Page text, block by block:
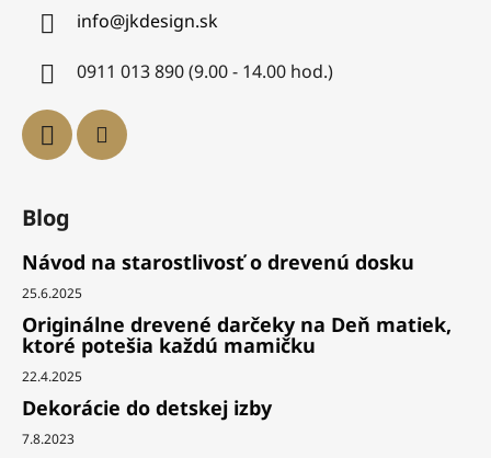
info@jkdesign.sk
0911 013 890 (9.00 - 14.00 hod.)
Blog
Návod na starostlivosť o drevenú dosku
25.6.2025
Originálne drevené darčeky na Deň matiek,
ktoré potešia každú mamičku
22.4.2025
Dekorácie do detskej izby
7.8.2023